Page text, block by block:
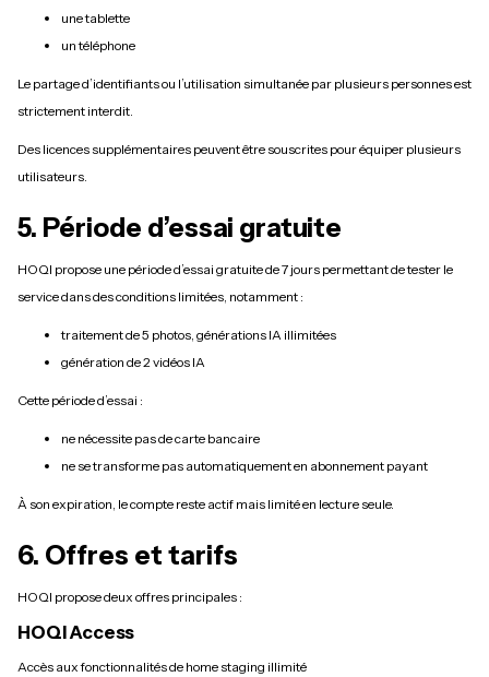
une tablette
un téléphone
Le partage d’identifiants ou l’utilisation simultanée par plusieurs personnes est
strictement interdit.
Des licences supplémentaires peuvent être souscrites pour équiper plusieurs
utilisateurs.
5. Période d’essai gratuite
HOQI propose une période d’essai gratuite de 7 jours permettant de tester le
service dans des conditions limitées, notamment :
traitement de 5 photos, générations IA illimitées
génération de 2 vidéos IA
Cette période d’essai :
ne nécessite pas de carte bancaire
ne se transforme pas automatiquement en abonnement payant
À son expiration, le compte reste actif mais limité en lecture seule.
6. Offres et tarifs
HOQI propose deux offres principales :
HOQI Access
Accès aux fonctionnalités de home staging illimité